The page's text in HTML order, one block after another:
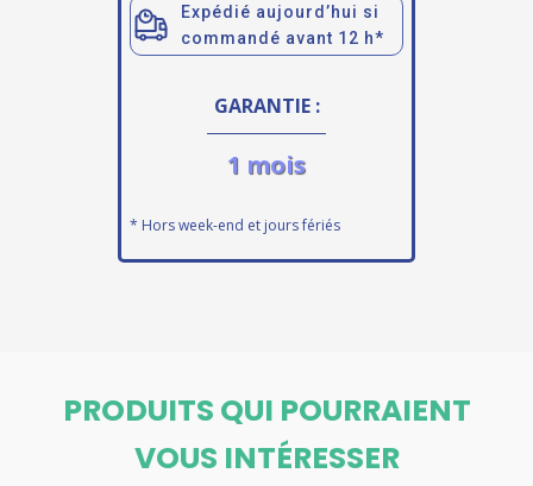
Expédié aujourd’hui si
commandé avant 12 h*
GARANTIE :
1 mois
* Hors week-end et jours fériés
PRODUITS QUI POURRAIENT
VOUS INTÉRESSER